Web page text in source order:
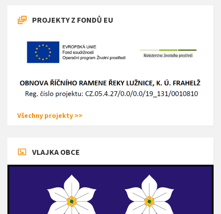
PROJEKTY Z FONDŮ EU
Všechny projekty >>
VLAJKA OBCE